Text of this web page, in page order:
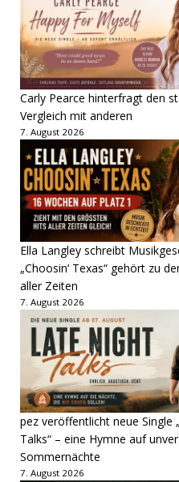
Carly Pearce hinterfragt den
Vergleich mit anderen
7. August 2026
Ella Langley schreibt
„Choosin‘ Texas“ gehört zu
aller Zeiten
7. August 2026
pez veröffentlicht neue Single
Talks“ – eine Hymne auf
Sommernächte
7. August 2026